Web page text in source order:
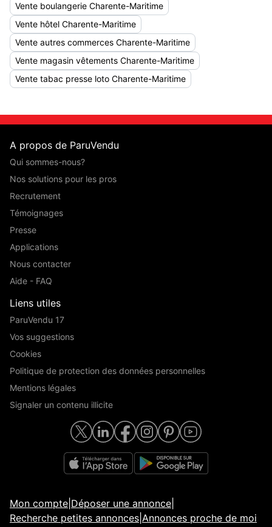
Vente boulangerie Charente-Maritime
Vente hôtel Charente-Maritime
Vente autres commerces Charente-Maritime
Vente magasin vêtements Charente-Maritime
Vente tabac presse loto Charente-Maritime
A propos de ParuVendu
Qui sommes-nous?
Nos solutions pour les pros
Recrutement
Témoignages
Presse
Applications
Nous contacter
Aide - FAQ
Liens utiles
ParuVendu 17
Vos suggestions
Cookies
Politique de protection des données personnelles
Mentions légales
Signaler un contenu illicite
Mon compte Déposer une annonce
Recherche petites annonces Annonces proche de moi